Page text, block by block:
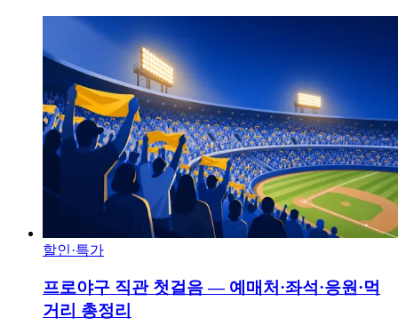
할인·특가
프로야구 직관 첫걸음 — 예매처·좌석·응원·먹
거리 총정리